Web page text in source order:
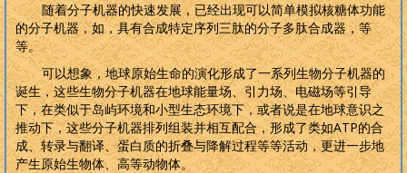
随着分子机器的快速发展，已经出现可以简单模拟核糖体功能
的分子机器，如，具有合成特定序列三肽的分子多肽合成器，等
等。
可以想象，地球原始生命的演化形成了一系列生物分子机器的
诞生，这些生物分子机器在地球能量场、引力场、电磁场等引导
下，在类似于岛屿环境和小型生态环境下，或者说是在地球意识之
推动下，这些分子机器排列组装并相互配合，形成了类如ATP的合
成、转录与翻译、蛋白质的折叠与降解过程等等活动，更进一步地
产生原始生物体、高等动物体。